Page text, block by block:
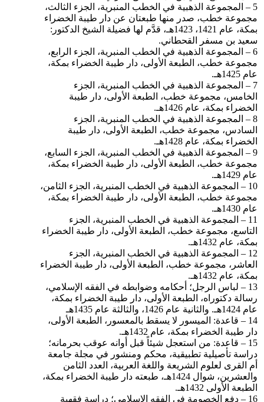
5 – المجموعة الذهبية في الخطب المنبرية، الجزء الثالث،
مجموعة خطب، صدر منها طبعتان عن دار طيبة الخضراء
بمكة، عام 1421، 1423هـ، قدَّم لها فضيلة الشيخ الدكتور:
سعيد بن مسفر القحطاني.
6 – المجموعة الذهبية في الخطب المنبرية، الجزء الرابع،
مجموعة خطب، الطبعة الأولى، دار طيبة الخضراء بمكة،
عام 1425هـ.
7 – المجموعة الذهبية في الخطب المنبرية، الجزء
الخامس، مجموعة خطب، الطبعة الأولى، دار طيبة
الخضراء بمكة، عام 1426هـ.
8 – المجموعة الذهبية في الخطب المنبرية، الجزء
السادس، مجموعة خطب، الطبعة الأولى، دار طيبة
الخضراء بمكة، عام 1428هـ.
9 – المجموعة الذهبية في الخطب المنبرية، الجزء السابع،
مجموعة خطب، الطبعة الأولى، دار طيبة الخضراء بمكة،
عام 1429هـ.
10 – المجموعة الذهبية في الخطب المنبرية، الجزء الثامن،
مجموعة خطب، الطبعة الأولى، دار طيبة الخضراء بمكة،
عام 1430هـ.
11 – المجموعة الذهبية في الخطب المنبرية، الجزء
التاسع، مجموعة خطب، الطبعة الأولى، دار طيبة الخضراء
بمكة، عام 1432هـ.
12 – المجموعة الذهبية في الخطب المنبرية، الجزء
العاشر، مجموعة خطب، الطبعة الأولى، دار طيبة الخضراء
بمكة، عام 1432هـ.
13 – لباس الرجل؛ أحكامه وضوابطه في الفقه الإسلامي،
رسالة دكتوراه، الطبعة الأولى، دار طيبة الخضراء بمكة،
عام 1424هـ. والثانية عام 1426، والثالثة عام 1435هـ
14 – قاعدة: الميسور لا يسقط بالمعسور، الطبعة الأولى،
دار طيبة الخضراء بمكة، عام 1432هـ.
15 – قاعدة: من استعجل شيئاً قبل أوانه عوقب بحرمانه؛
دراسة تأصيلية تطبيقية، محكم ومنشور في مجلة جامعة
أم القرى لعلوم الشريعة واللغة العربية، العدد الثامن
والعشرين، شوال 1424هـ، طبعته دار طيبة الخضراء بمكة،
الطبعة الأولى 1432هـ.
16 – دفع الخصومة في الفقه الإسلامي؛ دراسة فقهية